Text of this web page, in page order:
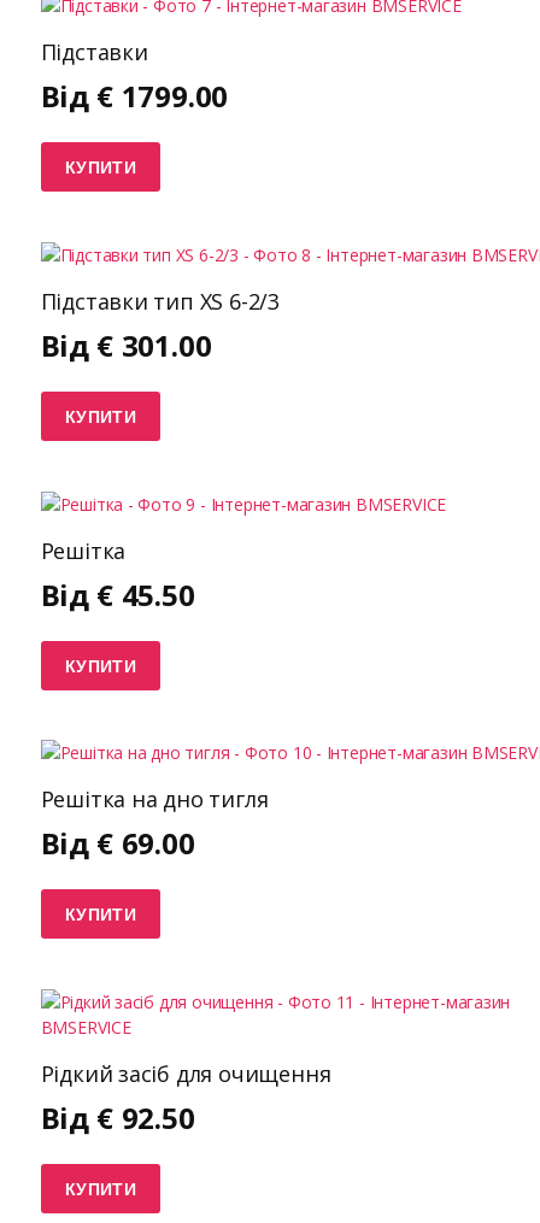
Підставки
Від € 1799.00
КУПИТИ
Підставки тип XS 6-2/3
Від € 301.00
КУПИТИ
Решітка
Від € 45.50
КУПИТИ
Решітка на дно тигля
Від € 69.00
КУПИТИ
Рідкий засіб для очищення
Від € 92.50
КУПИТИ